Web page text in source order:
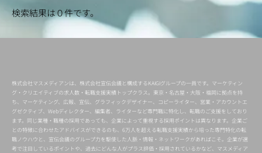
検索結果は０件です。
株式会社マスメディアンは、株式会社宣伝会議と構成するKAIGIグループの一員です。マーケティン
グ・クリエイティブの求人数・転職支援実績トップクラス。東京・名古屋・大阪・福岡に拠点を持
ち、マーケティング、広報、宣伝、グラフィックデザイナー、コピーライター、営業・アカウントエ
グゼクティブ、Webディレクター、編集者、ライターなど専門職に特化し、転職のご支援をしており
ます。同じ業種・職種の採用であっても、企業によって重視する採用ポイントは異なります。企業ご
との特徴に合わせたアドバイスができるのも、6万人を超える転職支援実績から培った専門特化の転
職ノウハウと、宣伝会議のグループ力を駆使した人脈・情報・ネットワークがあればこそ。企業が選
考で注目しているポイントや、過去にどんな人がプラス評価・採用されているかなど、マスメディア